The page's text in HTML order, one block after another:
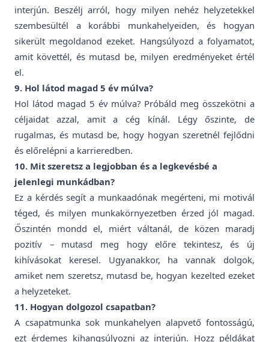
interjún. Beszélj arról, hogy milyen nehéz helyzetekkel
szembesültél a korábbi munkahelyeiden, és hogyan
sikerült megoldanod ezeket. Hangsúlyozd a folyamatot,
amit követtél, és mutasd be, milyen eredményeket értél
el.
9. Hol látod magad 5 év múlva?
Hol látod magad 5 év múlva? Próbáld meg összekötni a
céljaidat azzal, amit a cég kínál. Légy őszinte, de
rugalmas, és mutasd be, hogy hogyan szeretnél fejlődni
és előrelépni a karrieredben.
10. Mit szeretsz a legjobban és a legkevésbé a
jelenlegi munkádban?
Ez a kérdés segít a munkaadónak megérteni, mi motivál
téged, és milyen munkakörnyezetben érzed jól magad.
Őszintén mondd el, miért váltanál, de közen maradj
pozitív – mutasd meg hogy előre tekintesz, és új
kihívásokat keresel. Ugyanakkor, ha vannak dolgok,
amiket nem szeretsz, mutasd be, hogyan kezelted ezeket
a helyzeteket.
11. Hogyan dolgozol csapatban?
A csapatmunka sok munkahelyen alapvető fontosságú,
ezt érdemes kihangsúlyozni az interjún. Hozz példákat